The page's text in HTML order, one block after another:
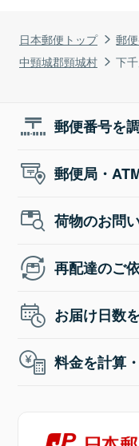
日本郵便トップ 郵
中頸城郡頸城村
下
郵便番号を
郵便局・
荷物のお問
再配達のご
お届け日数
料金を計算